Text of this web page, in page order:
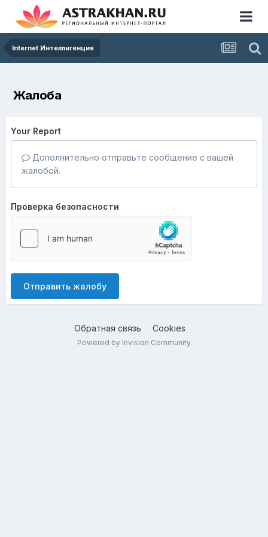
Internet Интеллигенция
Жалоба
Your Report
Дополнительно отправьте сообщение с вашей
жалобой.
Проверка безопасности
Отправить жалобу
Обратная связь Cookies
Powered by Invision Community